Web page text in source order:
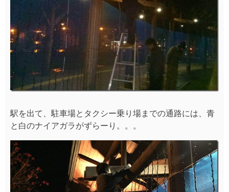
駅を出て、駐車場とタクシー乗り場までの通路には、青
と白のナイアガラがずらーり。。。